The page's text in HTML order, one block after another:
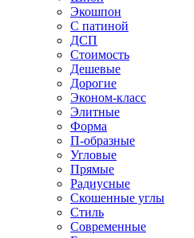
Экошпон
С патиной
ДСП
Стоимость
Дешевые
Дорогие
Эконом-класс
Элитные
Форма
П-образные
Угловые
Прямые
Радиусные
Скошенные углы
Стиль
Современные